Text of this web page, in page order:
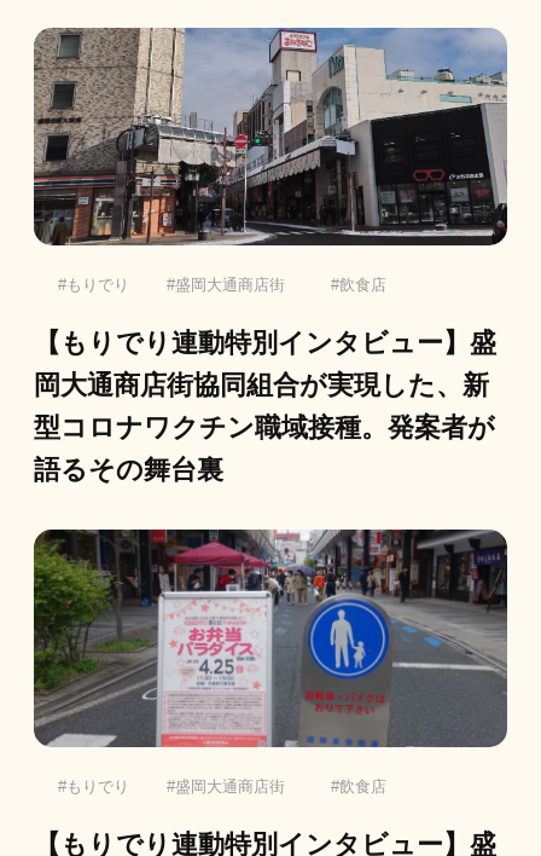
もりでり 盛岡大通商店街 飲食店
【もりでり連動特別インタビュー】盛
岡大通商店街協同組合が実現した、新
型コロナワクチン職域接種。発案者が
語るその舞台裏
もりでり 盛岡大通商店街 飲食店
【もりでり連動特別インタビュー】盛